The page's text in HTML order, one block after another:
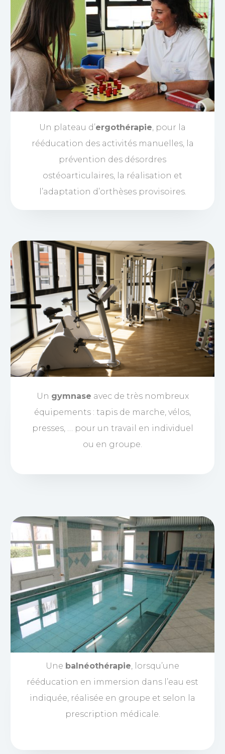
Un plateau d’ergothérapie , pour la
rééducation des activités manuelles, la
prévention des désordres
ostéoarticulaires, la réalisation et
l’adaptation d’orthèses provisoires.
Un gymnase avec de très nombreux
équipements : tapis de marche, vélos,
presses, … pour un travail en individuel
ou en groupe.
Une balnéothérapie, lorsqu’une
rééducation en immersion dans l’eau est
indiquée, réalisée en groupe et selon la
prescription médicale.